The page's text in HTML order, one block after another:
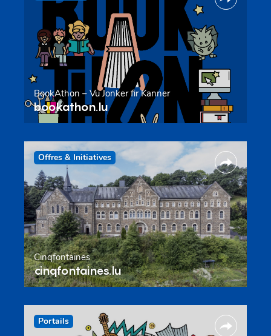
BookAthon – Vu Jonker fir Kanner
bookathon.lu
Offres & Initiatives
Cinqfontaines
cinqfontaines.lu
Portails